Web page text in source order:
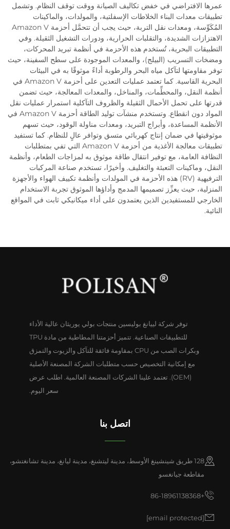
عمرها الافتراضي في خفض تكاليف الصيانة ووقت توقف النظام. وتشمل
تطبيقات معدات البناء الخلاطات الإسفلتية، والمولدات، والماكينات
المُكَوِّسة، ومعدات نقل التربة، حيث يجب أن تتحمَّل أحزمة Amazon V
الاهتزازات الشديدة، والتقلبات الحرارية، ودورات التشغيل الثقيلة. وفي
التطبيقات البحرية، تُستخدم هذه الأحزمة في أنظمة تبريد المحركات،
ومضخات التسريب (البيلج)، والمعدات الموجودة على سطح السفينة، حيث
توفر مقاومتها لتآكل مياه البحر والرطوبة أداءً موثوقًا به في البيئات
البحرية القاسية. كما تعتمد عمليات التعدين على أحزمة Amazon V في
أنظمة النقل، والمحطِّمات، والمناخل، والمعدات المعالجة، حيث تضمن
قدرتها على تحمل الأحمال الثقيلة والظروف التآكلية استمرار عمليات نقل
المواد دون انقطاع. وتستخدم منشآت توليد الطاقة أحزمة Amazon V في
الأنظمة المساعدة، وأبراج التبريد، ومعدات مناولة الوقود، حيث تسهم
موثوقيتها في ضمان إنتاج كهربائي متسق وتوافر عالٍ للنظام. كما تستفيد
تطبيقات معالجة الأغذية من أحزمة Amazon V التي تفي بمتطلبات
النظافة العامة، مع توفير انتقال طاقة موثوق به لمزاجات الطعام، وأنظمة
النقل، وماكينات التعبئة والتغليف. وأخيرًا، تستخدم صناعة المركبات
الترفيهية (RV) هذه الأحزمة في المولدات وأنظمة تكييف الهواء والأجهزة
المنزلية، حيث يعزِّز تصميمها المدمج وأداؤها الموثوق تجربة الاستخدام
الخارجي للمستفيدين الذين يعتمدون على أداء ميكانيكي ثابت في المواقع
النائية.
توفر شركة لييانغ بوليسين منتجات بولي يوريثان عالية الأداء
للتطبيقات الصناعية. تتميز أحزمتنا المطاطية من مادة TPU
وبكرات الصب من CPU بمقاومة فائقة للتآكل والزيوت والتمزق
مع إمكانية التخصيص حسب متطلبات الشركة المصنعة الأصلية
(OEM). تعتمد علينا الشركات المصنعة العالمية. اطلب عرض
سعر اليوم.
اتصل بنا
128 طريق شينشينغ الأوسط، مدينة ليتشنغ، مدينة ليانغ، مدينة تشانغتشو،
مقاطعة جيانغسو
+86-18961138368
[email protected]